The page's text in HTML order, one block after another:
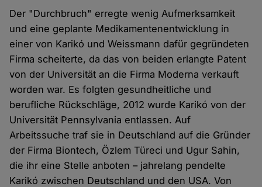
Der "Durchbruch" erregte wenig Aufmerksamkeit
und eine geplante Medikamentenentwicklung in
einer von Karikó und Weissmann dafür gegründeten
Firma scheiterte, da das von beiden erlangte Patent
von der Universität an die Firma Moderna verkauft
worden war. Es folgten gesundheitliche und
berufliche Rückschläge, 2012 wurde Karikó von der
Universität Pennsylvania entlassen. Auf
Arbeitssuche traf sie in Deutschland auf die Gründer
der Firma Biontech, Özlem Türeci und Ugur Sahin,
die ihr eine Stelle anboten – jahrelang pendelte
Karikó zwischen Deutschland und den USA. Von